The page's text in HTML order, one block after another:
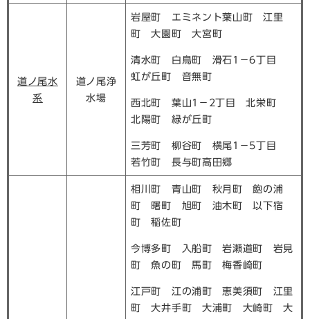
道ノ尾水
系
道ノ尾浄
水場
岩屋町 エミネント葉山町 江里
町 大園町 大宮町
清水町 白鳥町 滑石1－6丁目
虹が丘町 音無町
西北町 葉山1－2丁目 北栄町
北陽町 緑が丘町
三芳町 柳谷町 横尾1－5丁目
若竹町 長与町高田郷
相川町 青山町 秋月町 飽の浦
町 曙町 旭町 油木町 以下宿
町 稲佐町
今博多町 入船町 岩瀬道町 岩見
町 魚の町 馬町 梅香崎町
江戸町 江の浦町 恵美須町 江里
町 大井手町 大浦町 大崎町 大